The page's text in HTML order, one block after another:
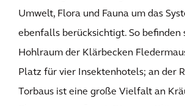
Umwelt, Flora und Fauna um das
ebenfalls berücksichtigt. So befinden
Hohlraum der Klärbecken
Platz für vier Insektenhotels; an der
Torbaus ist eine große Vielfalt an